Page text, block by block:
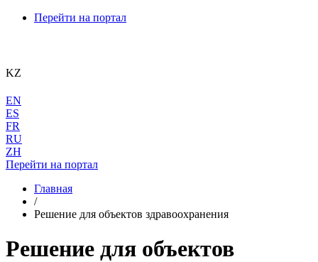
Перейти на портал
KZ
EN
ES
FR
RU
ZH
Перейти на портал
Главная
/
Решение для объектов здравоохранения
Решение для объектов